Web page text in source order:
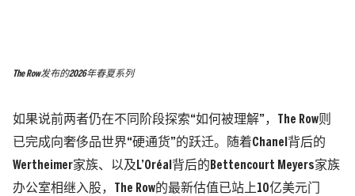
The Row发布的2026年春夏系列
如果说前两者仍在不同阶段探索“如何被理解”， The Row则
已完成向奢侈品世界“硬通货”的跃迁。随着Chanel背后的
Wertheimer家族、以及L’Oréal背后的Bettencourt Meyers家族
办公室相继入股，The Row的最新估值已站上10亿美元门